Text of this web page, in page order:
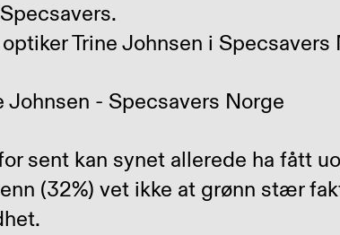
Johnsen - Specsavers Norge
sent kan synet allerede ha fått
(32%) vet ikke at grønn stær